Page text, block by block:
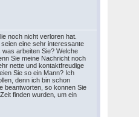
noch nicht verloren hat.
eine sehr interessante
arbeiten Sie? Welche
Sie meine Nachricht noch
nette und kontaktfreudige
Sie so ein Mann? Ich
denn ich bin schon
beantworten, so konnen Sie
finden wurden, um ein